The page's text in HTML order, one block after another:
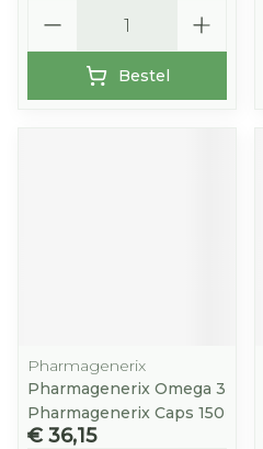
Bestel
Pharmagenerix
Pharmagenerix Omega 3
Pharmagenerix Caps 150
€ 36,15